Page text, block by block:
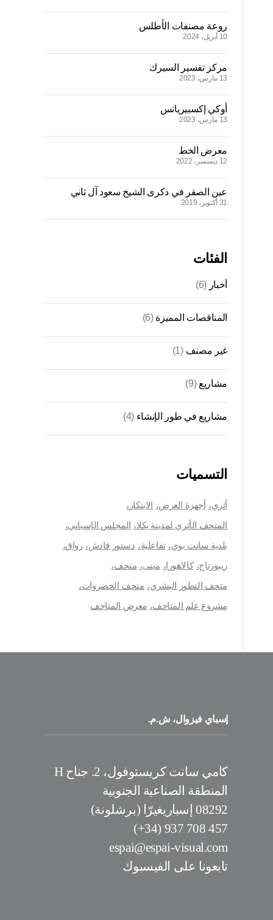
روعة مصنفات الأطلس
10 أبريل، 2024
مركز تفسير السيرك
13 مارس، 2023
أوكي إكسبيريانس
13 مارس، 2023
معرض الخط
12 ديسمبر، 2022
عين الصقر في ذكرى الشيخ سعود آل ثاني
31 أكتوبر، 2019
الفئات
أخبار (6)
المناقصات المميزة (6)
غير مصنف (1)
مشاريع (9)
مشاريع في طور الإنشاء (4)
التسميات
أثري أجهزة العرض الابتكار
المتحف الأثري لمدينة يكلا المجلس الإسباني
بلدية سانت بوي تفاعلية دستور قادش رواق
ريبورتاج كالاهورا مبنى متحف
متحف التطور البشري متحف الخضروات
مشروع علم المتاحف معرض المتاحف
إسباي فيزوال، ش.م.
كامي سانت كريستوفول، 2. جناح H
المنطقة الصناعية الجنوبية
08292 إسباريغيرّا (برشلونة)
457 708 937 (34+)
espai@espai-visual.com
تابعونا على الفيسبوك